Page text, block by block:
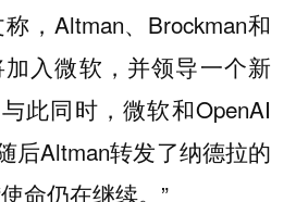
，Altman、Brockman和
入微软，并领导一个新
此同时，微软和OpenAI
后Altman转发了纳德拉的
命仍在继续。”